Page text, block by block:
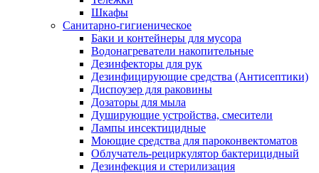
Шкафы
Санитарно-гигиеническое
Баки и контейнеры для мусора
Водонагреватели накопительные
Дезинфекторы для рук
Дезинфицирующие средства (Антисептики)
Диспоузер для раковины
Дозаторы для мыла
Душирующие устройства, смесители
Лампы инсектицидные
Моющие средства для пароконвектоматов
Облучатель-рециркулятор бактерицидный
Дезинфекция и стерилизация